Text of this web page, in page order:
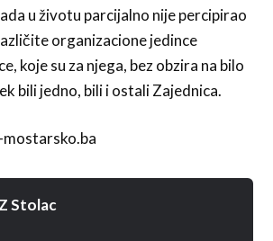
u životu parcijalno nije percipirao
organizacione jedince
koje su za njega, bez obzira na bilo
bili jedno, bili i ostali Zajednica.
Stolac